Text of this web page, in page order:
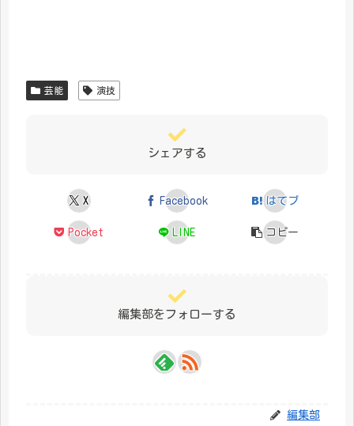
芸能 演技
シェアする
X Facebook はてブ
Pocket LINE コピー
編集部をフォローする
編集部